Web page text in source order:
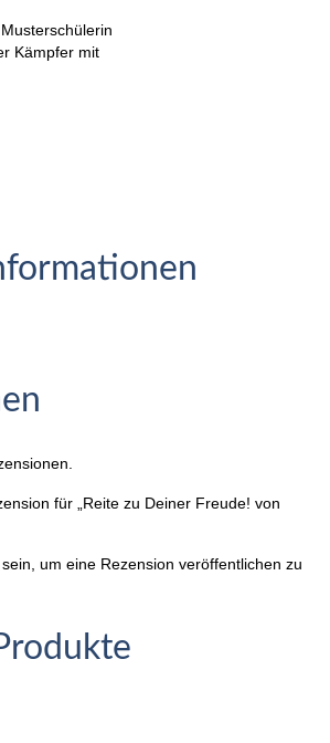
Kämpfer mit
für „Reite zu Deiner Freude! von
sein, um eine Rezension veröffentlichen zu